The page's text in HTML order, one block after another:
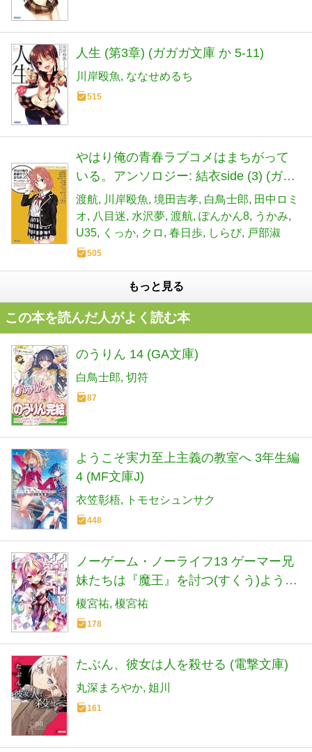
人生 (第3章) (ガガガ文庫 か 5-11)
川岸殴魚 ななせめるち
515
やはり俺の青春ラブコメはまちがって
いる。アンソロジー: 結衣side (3) (ガガ
ガ文庫 わ 3-27)
渡航 川岸殴魚 境田吉孝 白鳥士郎
田中ロミ
オ
八目迷 水沢夢 渡航 ぽんかん8
うかみ
U35
くっか クロ 春日歩 しらび 戸部淑
505
もっと見る
この本を読んだ人がよく読む本
のうりん 14 (GA文庫)
白鳥士郎 切符
87
ようこそ実力至上主義の教室へ 3年生編
4 (MF文庫J)
衣笠彰梧 トモセシュンサク
448
ノーゲーム・ノーライフ13 ゲーマー兄
妹たちは『魔王』を討つ(すくう)ようで
す (MF文庫J)
榎宮祐 榎宮祐
178
たぶん、彼女は人を殺せる (電撃文庫)
丸深まろやか 姐川
161